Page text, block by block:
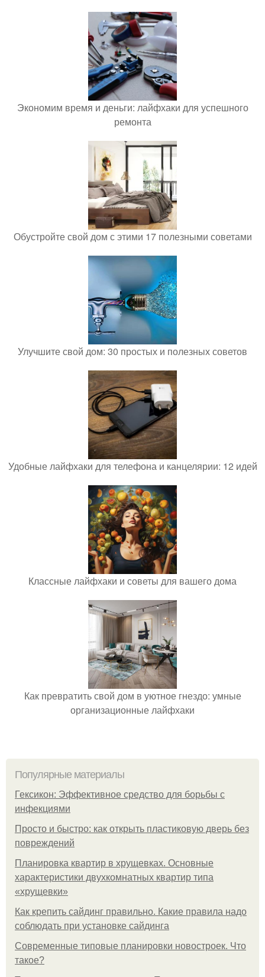
Экономим время и деньги: лайфхаки для успешного
ремонта
Обустройте свой дом с этими 17 полезными советами
Улучшите свой дом: 30 простых и полезных советов
Удобные лайфхаки для телефона и канцелярии: 12 идей
Классные лайфхаки и советы для вашего дома
Как превратить свой дом в уютное гнездо: умные
организационные лайфхаки
Популярные материалы
Гексикон: Эффективное средство для борьбы с
инфекциями
Просто и быстро: как открыть пластиковую дверь без
повреждений
Планировка квартир в хрущевках. Основные
характеристики двухкомнатных квартир типа
«хрущевки»
Как крепить сайдинг правильно. Какие правила надо
соблюдать при установке сайдинга
Современные типовые планировки новостроек. Что
такое?